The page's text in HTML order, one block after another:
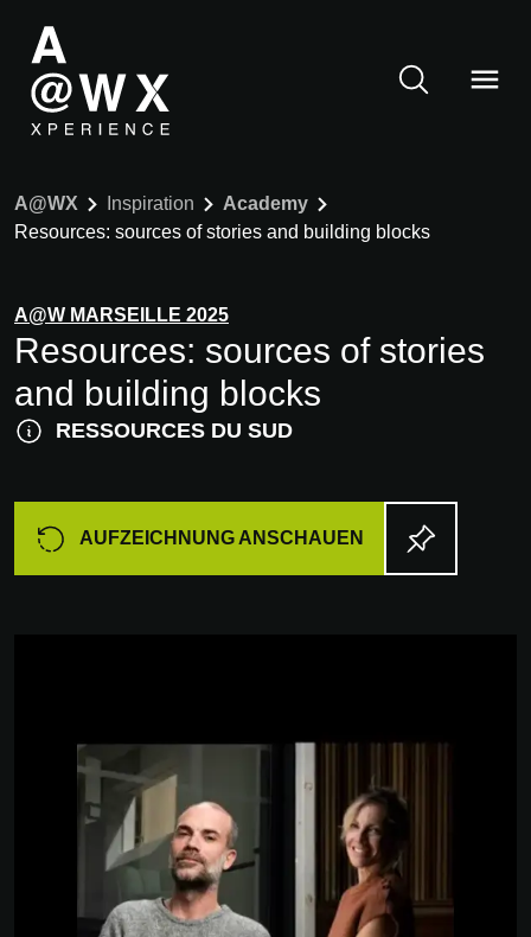
A@WX Inspiration
Academy
Resources: sources of stories and building blocks
A@W MARSEILLE 2025
Resources: sources of stories
and building blocks
RESSOURCES DU SUD
AUFZEICHNUNG ANSCHAUEN